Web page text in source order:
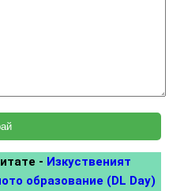
- Изкуственият
образование (DL Day)